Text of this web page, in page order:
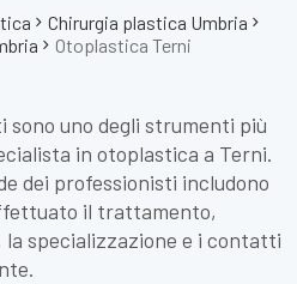
Chirurgia plastica Umbria
Otoplastica Terni
sono uno degli strumenti più
in otoplastica a Terni.
dei professionisti includono
il trattamento,
la specializzazione e i contatti